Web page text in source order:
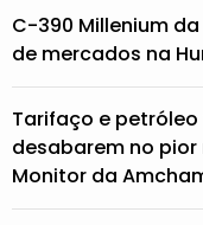
C-390 Millenium
de mercados na
Tarifaço e petróleo
desabarem no
Monitor da